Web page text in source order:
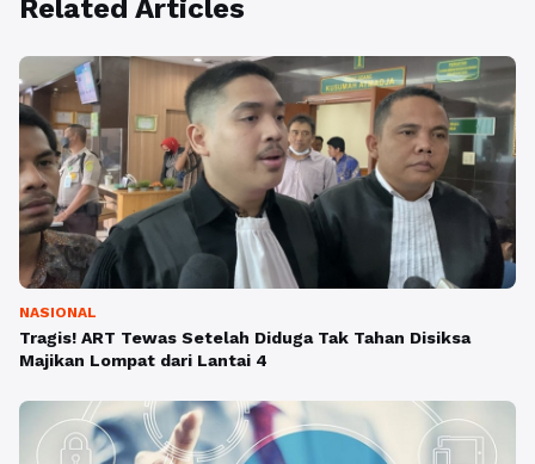
Related Articles
NASIONAL
Tragis! ART Tewas Setelah Diduga Tak Tahan Disiksa
Majikan Lompat dari Lantai 4